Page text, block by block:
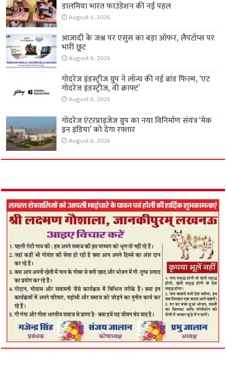
डालमिया भारत फाउंडेशन की नई पहल
August 6, 2026
आजादी के जश्न पर एसुस का बड़ा ऑफर, लैपटॉप्स पर
भारी छूट
August 6, 2026
गोदरेज इंडस्ट्रीज ग्रुप ने लॉन्च की नई ब्रांड फिल्म, ‘एट
गोदरेज इंडस्ट्रीज, वी क्राफ्ट’
August 6, 2026
गोदरेज एंटरप्राइजेज ग्रुप का नया विनिर्माण संयंत्र ‘मेक
इन इंडिया’ को देगा रफ्तार
August 6, 2026